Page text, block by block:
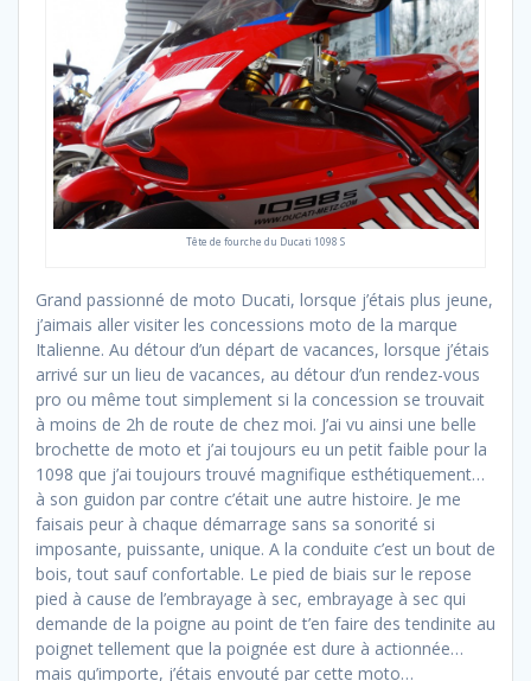
Tête de fourche du Ducati 1098 S
Grand passionné de moto Ducati, lorsque j’étais plus jeune,
j’aimais aller visiter les concessions moto de la marque
Italienne. Au détour d’un départ de vacances, lorsque j’étais
arrivé sur un lieu de vacances, au détour d’un rendez-vous
pro ou même tout simplement si la concession se trouvait
à moins de 2h de route de chez moi. J’ai vu ainsi une belle
brochette de moto et j’ai toujours eu un petit faible pour la
1098 que j’ai toujours trouvé magnifique esthétiquement…
à son guidon par contre c’était une autre histoire. Je me
faisais peur à chaque démarrage sans sa sonorité si
imposante, puissante, unique. A la conduite c’est un bout de
bois, tout sauf confortable. Le pied de biais sur le repose
pied à cause de l’embrayage à sec, embrayage à sec qui
demande de la poigne au point de t’en faire des tendinite au
poignet tellement que la poignée est dure à actionnée…
mais qu’importe, j’étais envouté par cette moto…